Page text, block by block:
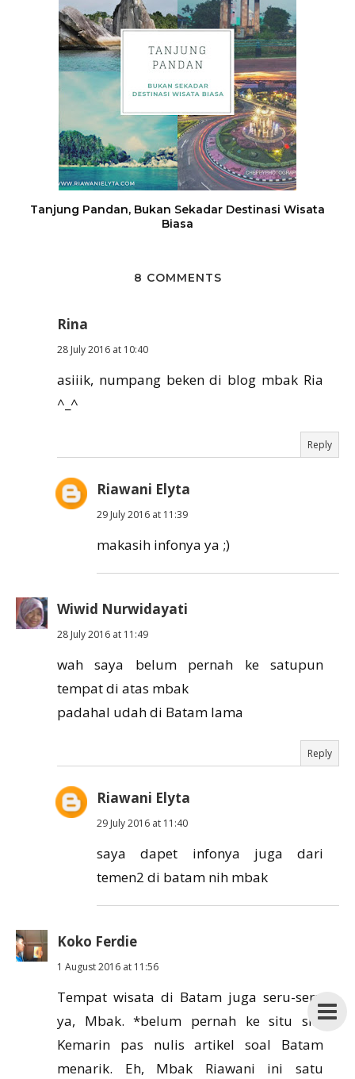
Tanjung Pandan, Bukan Sekadar Destinasi Wisata
Biasa
8 COMMENTS
Rina
28 July 2016 at 10:40
asiiik, numpang beken di blog mbak Ria
^_^
Reply
Riawani Elyta
29 July 2016 at 11:39
makasih infonya ya ;)
Wiwid Nurwidayati
28 July 2016 at 11:49
wah saya belum pernah ke satupun
tempat di atas mbak
padahal udah di Batam lama
Reply
Riawani Elyta
29 July 2016 at 11:40
saya dapet infonya juga dari
temen2 di batam nih mbak
Koko Ferdie
1 August 2016 at 11:56
Tempat wisata di Batam juga seru-seru
ya, Mbak. *belum pernah ke situ sih.
Kemarin pas nulis artikel soal Batam
menarik. Eh, Mbak Riawani ini satu